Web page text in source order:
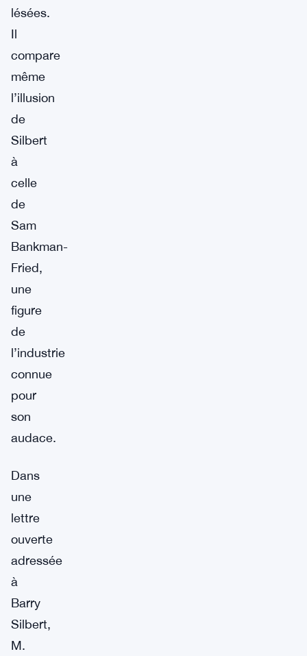
lésées.
Il
compare
même
l’illusion
de
Silbert
à
celle
de
Sam
Bankman-
Fried,
une
figure
de
l’industrie
connue
pour
son
audace.
Dans
une
lettre
ouverte
adressée
à
Barry
Silbert,
M.